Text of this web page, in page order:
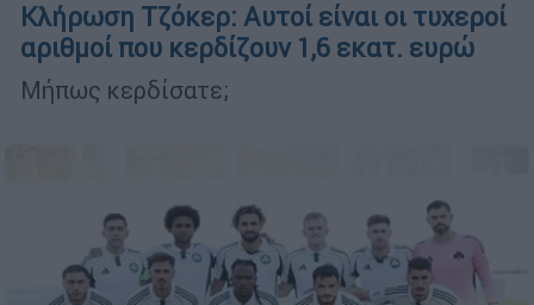
Κλήρωση Τζόκερ: Αυτοί είναι οι τυχεροί
αριθμοί που κερδίζουν 1,6 εκατ. ευρώ
Μήπως κερδίσατε;